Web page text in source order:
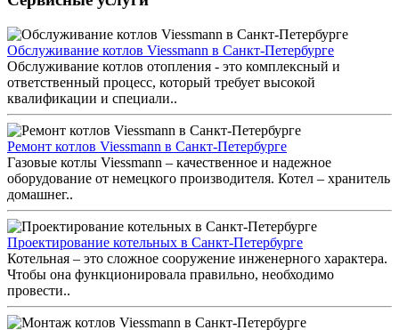
Обслуживание котлов Viessmann в Санкт-Петербурге
Обслуживание котлов отопления - это комплексный и
ответственный процесс, который требует высокой
квалификации и специали..
Ремонт котлов Viessmann в Санкт-Петербурге
Газовые котлы Viessmann – качественное и надежное
оборудование от немецкого производителя. Котел – хранитель
домашнег..
Проектирование котельных в Санкт-Петербурге
Котельная – это сложное сооружение инженерного характера.
Чтобы она функционировала правильно, необходимо
провести..